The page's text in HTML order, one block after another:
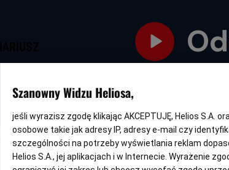
Theron,
Holland,
Nyong'o
NAPISY
Szanowny Widzu Heliosa,
jeśli wyrazisz zgodę klikając AKCEPTUJĘ, Helios S.A.
osobowe takie jak adresy IP, adresy e-mail czy
szczególności na potrzeby wyświetlania reklam
Helios S.A., jej aplikacjach i w Internecie. Wyrażenie